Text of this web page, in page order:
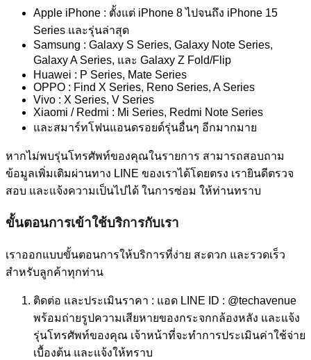
Apple iPhone : ตั้งแต่ iPhone 8 ไปจนถึง iPhone 15
Series และรุ่นล่าสุด
Samsung : Galaxy S Series, Galaxy Note Series,
Galaxy A Series, และ Galaxy Z Fold/Flip
Huawei : P Series, Mate Series
OPPO : Find X Series, Reno Series, A Series
Vivo : X Series, V Series
Xiaomi / Redmi : Mi Series, Redmi Note Series
และสมาร์ทโฟนแอนดรอยด์รุ่นอื่นๆ อีกมากมาย
หากไม่พบรุ่นโทรศัพท์ของคุณในรายการ สามารถสอบถาม
ข้อมูลเพิ่มเติมผ่านทาง LINE ของเราได้โดยตรง เรายินดีตรวจ
สอบ และแจ้งความเป็นไปได้ ในการซ่อม ให้ท่านทราบ
ขั้นตอนการเข้าใช้บริการกับเรา
เราออกแบบขั้นตอนการให้บริการที่ง่าย สะดวก และรวดเร็ว
สำหรับลูกค้าทุกท่าน
ติดต่อ และประเมินราคา : แอด LINE ID : @techavenue
พร้อมถ่ายรูปความเสียหายของกระจกกล้องหลัง และแจ้ง
รุ่นโทรศัพท์ของคุณ เจ้าหน้าที่จะทำการประเมินค่าใช้จ่าย
เบื้องต้น และแจ้งให้ทราบ